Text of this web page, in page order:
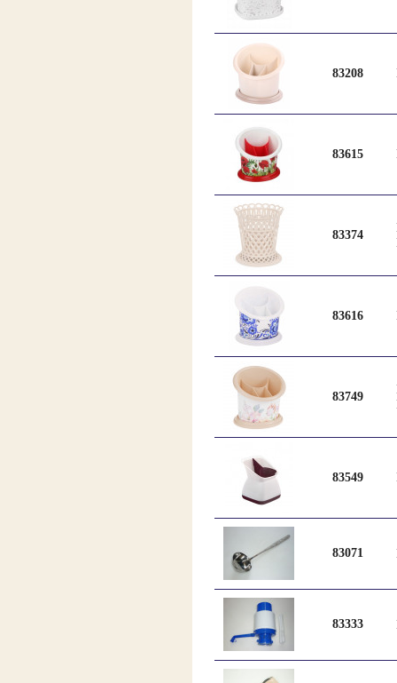
83208
83615
83374
83616
83749
83549
83071
83333